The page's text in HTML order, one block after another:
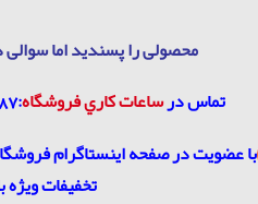
محصولی را پسندید اما سوالی
تماس درساعات كاري فروشگاه:07132225787، 09906744320
با عضویت درصفحه اینستاگرام
تخفیفات ویژه